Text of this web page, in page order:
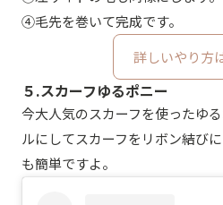
④毛先を巻いて完成です。
詳しいやり方
５.スカーフゆるポニー
今大人気のスカーフを使ったゆ
ルにしてスカーフをリボン結び
も簡単ですよ。